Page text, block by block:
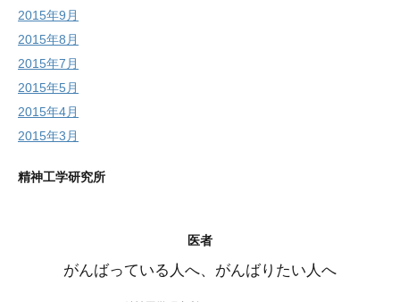
2015年9月
2015年8月
2015年7月
2015年5月
2015年4月
2015年3月
精神工学研究所
医者
がんばっている人へ、がんばりたい人へ